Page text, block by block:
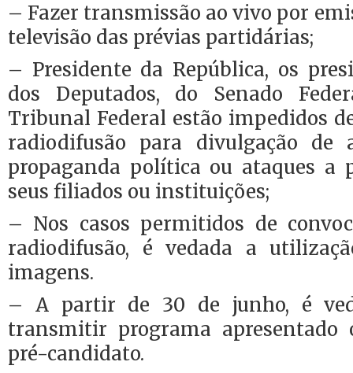
– Fazer transmissão ao vivo por
televisão das prévias partidárias;
– Presidente da República, os
dos Deputados, do Senado
Tribunal Federal estão impedidos
radiodifusão para divulgação de
propaganda política ou ataques a
seus filiados ou instituições;
– Nos casos permitidos de
radiodifusão, é vedada a
imagens.
– A partir de 30 de junho, é
transmitir programa apresentado
pré-candidato.